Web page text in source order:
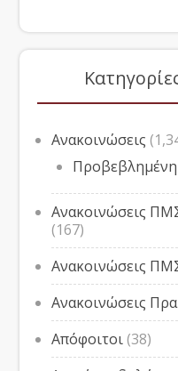
Ανακοινώσεις
Ανακοινώσεις
(167)
Ανακοινώσεις
Ανακοινώσεις
Απόφοιτοι(38)